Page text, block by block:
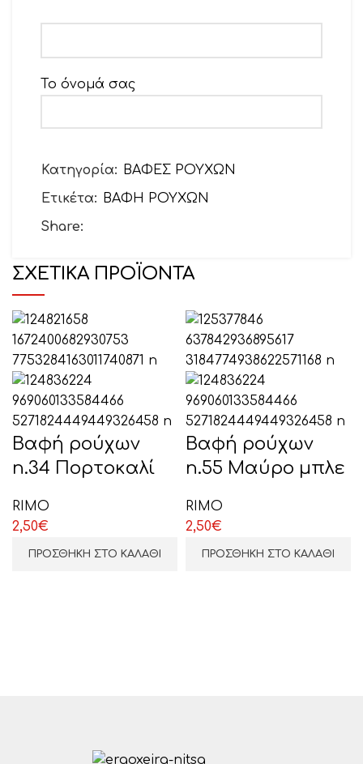
Το όνομά σας
Θέμα
Το μήνυμά σας (προαιρετικό)
Κατηγορία:
ΒΑΦΕΣ ΡΟΥΧΩΝ
Ετικέτα:
ΒΑΦΗ ΡΟΥΧΩΝ
Share:
ΣΧΕΤΙΚΆ ΠΡΟΪΌΝΤΑ
Βαφή ρούχων
n.34 Πορτοκαλί
RIMO
2,50€
ΠΡΟΣΘΉΚΗ ΣΤΟ ΚΑΛΆΘΙ
Βαφή ρούχων
n.55 Μαύρο μπλε
RIMO
2,50€
ΠΡΟΣΘΉΚΗ ΣΤΟ ΚΑΛΆΘΙ